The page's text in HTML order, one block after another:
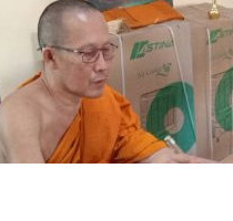
เงิน
หมา
ซน
มุด
รั้ว
หนี
เที่ยว